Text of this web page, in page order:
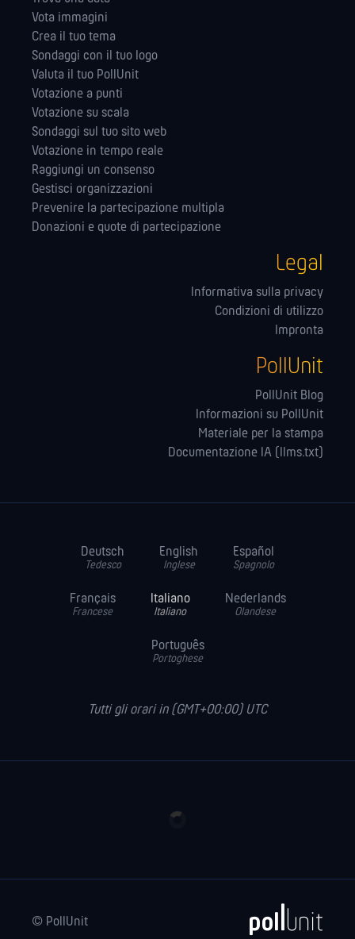
Vota immagini
Crea il tuo tema
Sondaggi con il tuo logo
Valuta il tuo PollUnit
Votazione a punti
Votazione su scala
Sondaggi sul tuo sito web
Votazione in tempo reale
Raggiungi un consenso
Gestisci organizzazioni
Prevenire la partecipazione multipla
Donazioni e quote di partecipazione
Legal
Informativa sulla privacy
Condizioni di utilizzo
Impronta
PollUnit
PollUnit Blog
Informazioni su PollUnit
Materiale per la stampa
Documentazione IA (llms.txt)
Deutsch
Tedesco
English
Inglese
Español
Spagnolo
Français
Francese
Italiano
Italiano
Nederlands
Olandese
Português
Portoghese
Tutti gli orari in (GMT+00:00) UTC
© PollUnit